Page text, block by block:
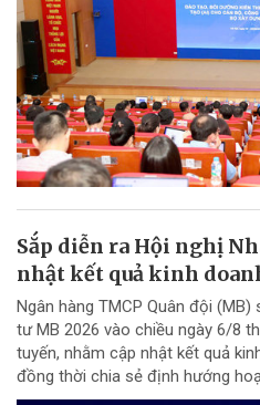
Sắp diễn ra Hội nghị
nhật kết quả kinh
Ngân hàng TMCP Quân đội
tư MB 2026 vào chiều ngày 6/8
tuyến, nhằm cập nhật kết quả
đồng thời chia sẻ định hướng